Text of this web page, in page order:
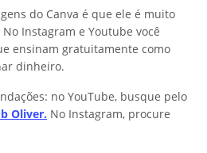
do Canva é que ele é muito
Instagram e Youtube você
ensinam gratuitamente como
dinheiro.
no YouTube, busque pelo
Oliver. No Instagram, procure